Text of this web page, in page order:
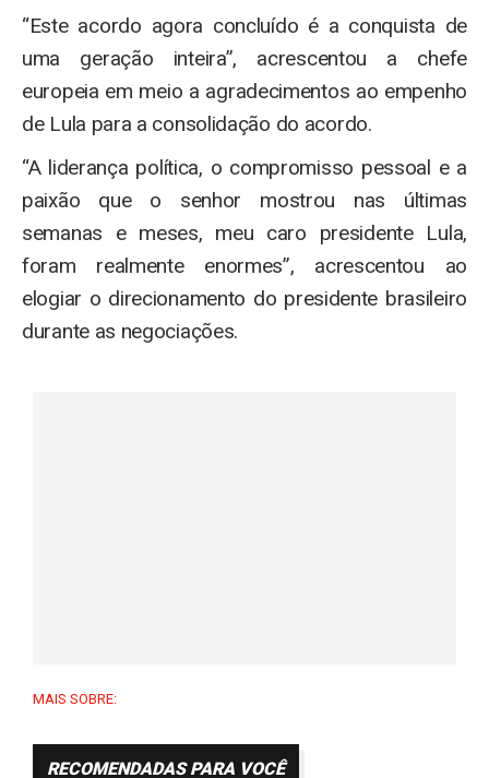
“Este acordo agora concluído é a conquista de
uma geração inteira”, acrescentou a chefe
europeia em meio a agradecimentos ao empenho
de Lula para a consolidação do acordo.
“A liderança política, o compromisso pessoal e a
paixão que o senhor mostrou nas últimas
semanas e meses, meu caro presidente Lula,
foram realmente enormes”, acrescentou ao
elogiar o direcionamento do presidente brasileiro
durante as negociações.
MAIS SOBRE:
RECOMENDADAS PARA VOCÊ